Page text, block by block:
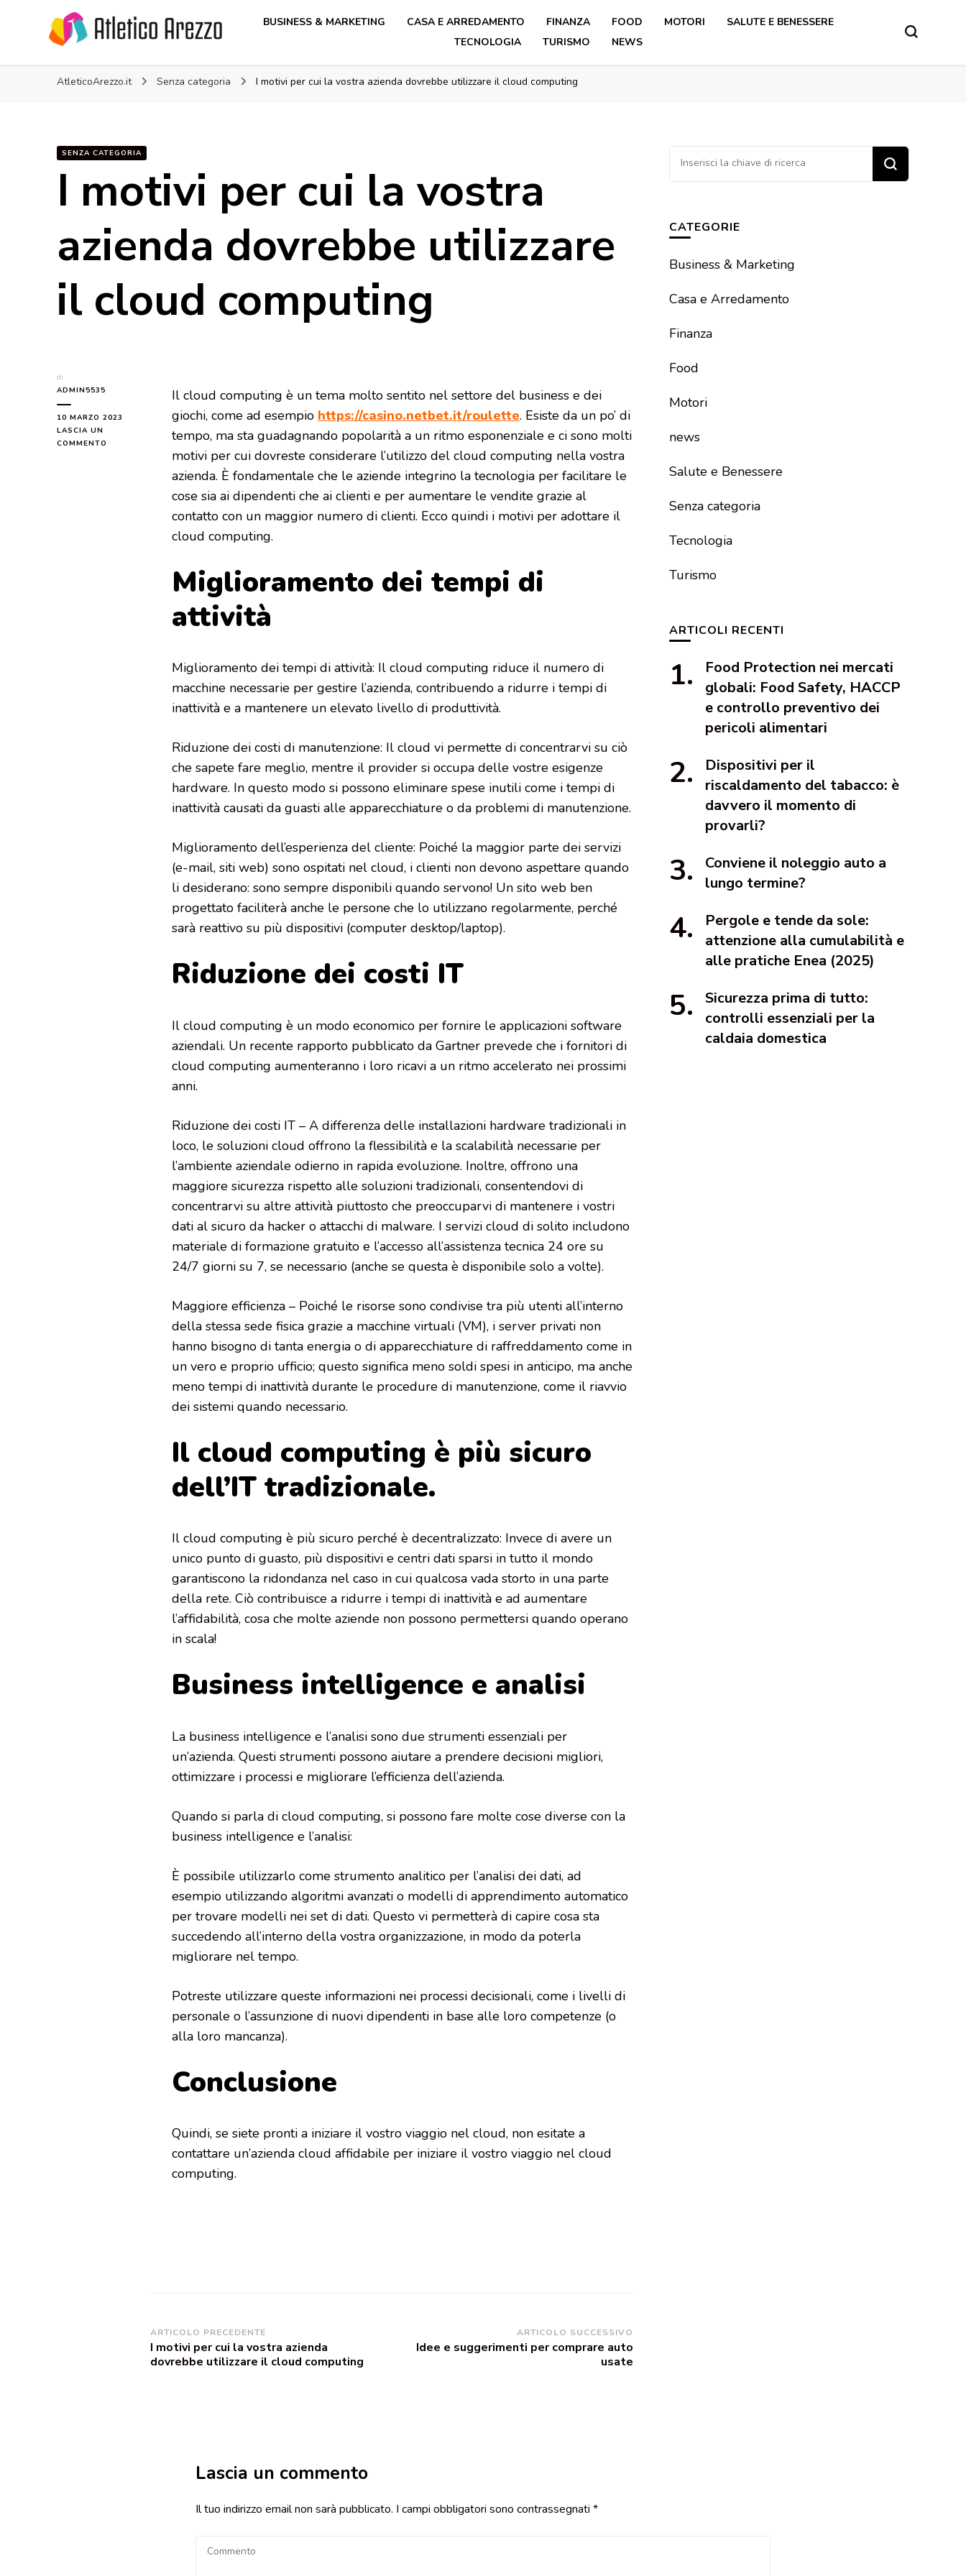
Atletico Arezzo
BUSINESS & MARKETING CASA E ARREDAMENTO FINANZA FOOD MOTORI
SALUTE E BENESSERE
TECNOLOGIA
TURISMO NEWS
AtleticoArezzo.it Senza categoria I motivi per cui la vostra azienda dovrebbe utilizzare il cloud computing
SENZA CATEGORIA
I motivi per cui la vostra
azienda dovrebbe utilizzare
il cloud computing
di
ADMIN5535
10 MARZO 2023
LASCIA UN
COMMENTO
Il cloud computing è un tema molto sentito nel settore del business e dei
giochi, come ad esempio https://casino.netbet.it/roulette. Esiste da un po’ di
tempo, ma sta guadagnando popolarità a un ritmo esponenziale e ci sono molti
motivi per cui dovreste considerare l’utilizzo del cloud computing nella vostra
azienda. È fondamentale che le aziende integrino la tecnologia per facilitare le
cose sia ai dipendenti che ai clienti e per aumentare le vendite grazie al
contatto con un maggior numero di clienti. Ecco quindi i motivi per adottare il
cloud computing.
Miglioramento dei tempi di
attività
Miglioramento dei tempi di attività: Il cloud computing riduce il numero di
macchine necessarie per gestire l’azienda, contribuendo a ridurre i tempi di
inattività e a mantenere un elevato livello di produttività.
Riduzione dei costi di manutenzione: Il cloud vi permette di concentrarvi su ciò
che sapete fare meglio, mentre il provider si occupa delle vostre esigenze
hardware. In questo modo si possono eliminare spese inutili come i tempi di
inattività causati da guasti alle apparecchiature o da problemi di manutenzione.
Miglioramento dell’esperienza del cliente: Poiché la maggior parte dei servizi
(e-mail, siti web) sono ospitati nel cloud, i clienti non devono aspettare quando
li desiderano: sono sempre disponibili quando servono! Un sito web ben
progettato faciliterà anche le persone che lo utilizzano regolarmente, perché
sarà reattivo su più dispositivi (computer desktop/laptop).
Riduzione dei costi IT
Il cloud computing è un modo economico per fornire le applicazioni software
aziendali. Un recente rapporto pubblicato da Gartner prevede che i fornitori di
cloud computing aumenteranno i loro ricavi a un ritmo accelerato nei prossimi
anni.
Riduzione dei costi IT – A differenza delle installazioni hardware tradizionali in
loco, le soluzioni cloud offrono la flessibilità e la scalabilità necessarie per
l’ambiente aziendale odierno in rapida evoluzione. Inoltre, offrono una
maggiore sicurezza rispetto alle soluzioni tradizionali, consentendovi di
concentrarvi su altre attività piuttosto che preoccuparvi di mantenere i vostri
dati al sicuro da hacker o attacchi di malware. I servizi cloud di solito includono
materiale di formazione gratuito e l’accesso all’assistenza tecnica 24 ore su
24/7 giorni su 7, se necessario (anche se questa è disponibile solo a volte).
Maggiore efficienza – Poiché le risorse sono condivise tra più utenti all’interno
della stessa sede fisica grazie a macchine virtuali (VM), i server privati non
hanno bisogno di tanta energia o di apparecchiature di raffreddamento come in
un vero e proprio ufficio; questo significa meno soldi spesi in anticipo, ma anche
meno tempi di inattività durante le procedure di manutenzione, come il riavvio
dei sistemi quando necessario.
Il cloud computing è più sicuro
dell’IT tradizionale.
Il cloud computing è più sicuro perché è decentralizzato: Invece di avere un
unico punto di guasto, più dispositivi e centri dati sparsi in tutto il mondo
garantiscono la ridondanza nel caso in cui qualcosa vada storto in una parte
della rete. Ciò contribuisce a ridurre i tempi di inattività e ad aumentare
l’affidabilità, cosa che molte aziende non possono permettersi quando operano
in scala!
Business intelligence e analisi
La business intelligence e l’analisi sono due strumenti essenziali per
un’azienda. Questi strumenti possono aiutare a prendere decisioni migliori,
ottimizzare i processi e migliorare l’efficienza dell’azienda.
Quando si parla di cloud computing, si possono fare molte cose diverse con la
business intelligence e l’analisi:
È possibile utilizzarlo come strumento analitico per l’analisi dei dati, ad
esempio utilizzando algoritmi avanzati o modelli di apprendimento automatico
per trovare modelli nei set di dati. Questo vi permetterà di capire cosa sta
succedendo all’interno della vostra organizzazione, in modo da poterla
migliorare nel tempo.
Potreste utilizzare queste informazioni nei processi decisionali, come i livelli di
personale o l’assunzione di nuovi dipendenti in base alle loro competenze (o
alla loro mancanza).
Conclusione
Quindi, se siete pronti a iniziare il vostro viaggio nel cloud, non esitate a
contattare un’azienda cloud affidabile per iniziare il vostro viaggio nel cloud
computing.
Navigazione
articoli
ARTICOLO PRECEDENTE
I motivi per cui la vostra azienda
dovrebbe utilizzare il cloud computing
ARTICOLO SUCCESSIVO
Idee e suggerimenti per comprare auto
usate
Cerchi
qualcosa?
CATEGORIE
Business & Marketing
Casa e Arredamento
Finanza
Food
Motori
news
Salute e Benessere
Senza categoria
Tecnologia
Turismo
ARTICOLI RECENTI
Food Protection nei mercati
globali: Food Safety, HACCP
e controllo preventivo dei
pericoli alimentari
Dispositivi per il
riscaldamento del tabacco: è
davvero il momento di
provarli?
Conviene il noleggio auto a
lungo termine?
Pergole e tende da sole:
attenzione alla cumulabilità e
alle pratiche Enea (2025)
Sicurezza prima di tutto:
controlli essenziali per la
caldaia domestica
Lascia un commento
Il tuo indirizzo email non sarà pubblicato. I campi obbligatori sono contrassegnati *